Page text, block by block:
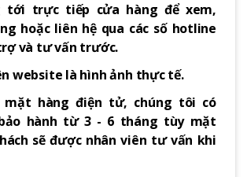
tới trực tiếp cửa hàng để xem,
hoặc liên hệ qua các số hotline
và tư vấn trước.
website là hình ảnh thực tế.
hàng điện tử, chúng tôi có
hành từ 3 - 6 tháng tùy mặt
sẽ được nhân viên tư vấn khi